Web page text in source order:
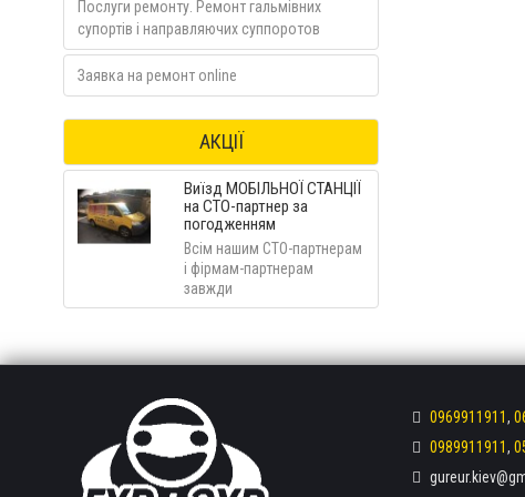
Послуги ремонту. Ремонт гальмівних
супортів і направляючих суппоротов
Заявка на ремонт online
АКЦІЇ
Виїзд МОБІЛЬНОЇ СТАНЦІЇ
на СТО-партнер за
погодженням
Всім нашим СТО-партнерам
і фірмам-партнерам
завжди
0969911911,
0989911911,